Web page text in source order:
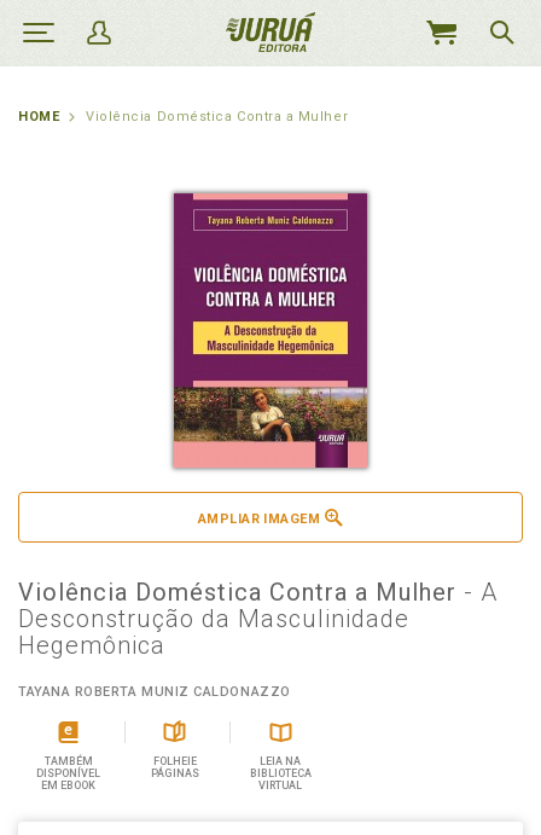
MEU
HOME Violência Doméstica Contra a Mulher
AMPLIAR IMAGEM
Violência Doméstica Contra a Mulher - A
Desconstrução da Masculinidade
Hegemônica
TAYANA ROBERTA MUNIZ CALDONAZZO
TAMBÉM
DISPONÍVEL
EM EBOOK
FOLHEIE
PÁGINAS
LEIA NA
BIBLIOTECA
VIRTUAL